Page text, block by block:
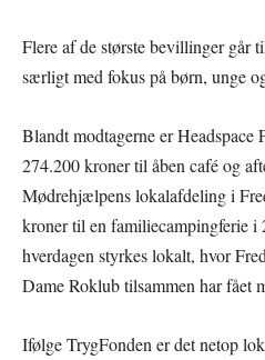
Flere af de største bevillinger går
særligt med fokus på børn, unge
Blandt modtagerne er Headspace
274.200 kroner til åben café og
Mødrehjælpens lokalafdeling i
kroner til en familiecampingferie i
hverdagen styrkes lokalt, hvor
Dame Roklub tilsammen har fået
Ifølge TrygFonden er det netop